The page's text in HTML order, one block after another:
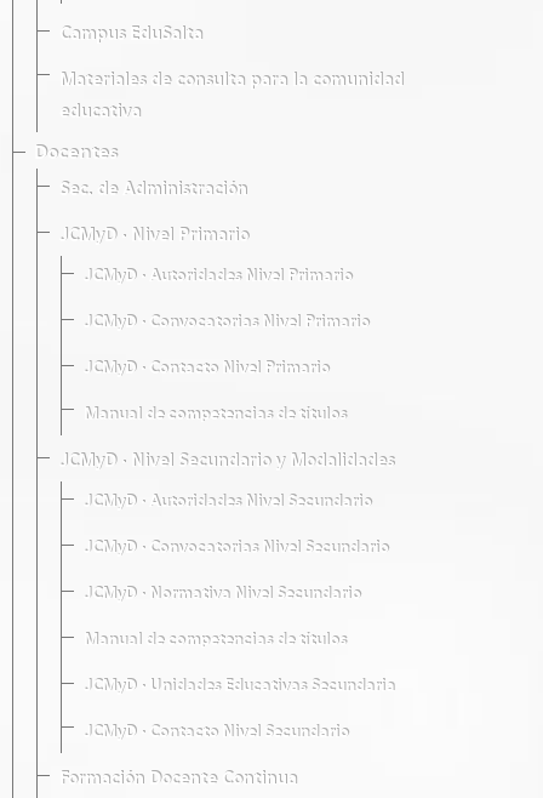
Campus EduSalta
Materiales de consulta para la comunidad
educativa
Docentes
Sec. de Administración
JCMyD · Nivel Primario
JCMyD · Autoridades Nivel Primario
JCMyD · Convocatorias Nivel Primario
JCMyD · Contacto Nivel Primario
Manual de competencias de títulos
JCMyD · Nivel Secundario y Modalidades
JCMyD · Autoridades Nivel Secundario
JCMyD · Convocatorias Nivel Secundario
JCMyD · Normativa Nivel Secundario
Manual de competencias de títulos
JCMyD · Unidades Educativas Secundaria
JCMyD · Contacto Nivel Secundario
Formación Docente Continua